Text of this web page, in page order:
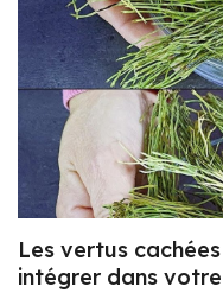
Les vertus
intégrer dans